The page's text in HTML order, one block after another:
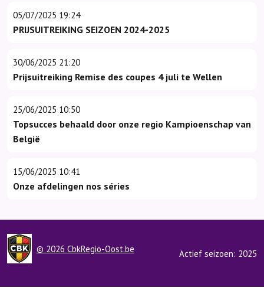
05/07/2025 19:24
PRIJSUITREIKING SEIZOEN 2024-2025
30/06/2025 21:20
Prijsuitreiking Remise des coupes 4 juli te Wellen
25/06/2025 10:50
Topsucces behaald door onze regio Kampioenschap van
België
15/06/2025 10:41
Onze afdelingen nos séries
© 2026 CbkRegio-Oost.be Actief seizoen: 2025